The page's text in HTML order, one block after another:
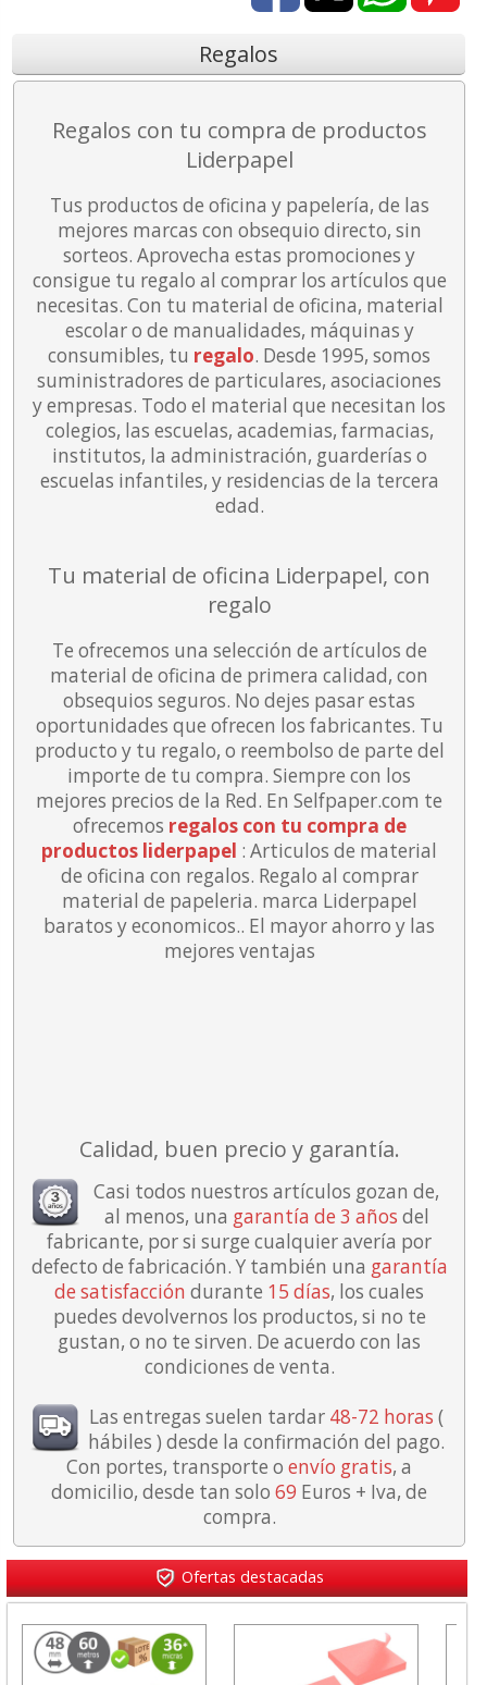
Regalos
Regalos con tu compra de productos
Liderpapel
Tus productos de oficina y papelería, de las
mejores marcas con obsequio directo, sin
sorteos. Aprovecha estas promociones y
consigue tu regalo al comprar los artículos que
necesitas. Con tu material de oficina, material
escolar o de manualidades, máquinas y
consumibles, tu regalo. Desde 1995, somos
suministradores de particulares, asociaciones
y empresas. Todo el material que necesitan los
colegios, las escuelas, academias, farmacias,
institutos, la administración, guarderías o
escuelas infantiles, y residencias de la tercera
edad.
Tu material de oficina Liderpapel, con
regalo
Te ofrecemos una selección de artículos de
material de oficina de primera calidad, con
obsequios seguros. No dejes pasar estas
oportunidades que ofrecen los fabricantes. Tu
producto y tu regalo, o reembolso de parte del
importe de tu compra. Siempre con los
mejores precios de la Red. En Selfpaper.com te
ofrecemos regalos con tu compra de
productos liderpapel : Articulos de material
de oficina con regalos. Regalo al comprar
material de papeleria. marca Liderpapel
baratos y economicos.. El mayor ahorro y las
mejores ventajas
Calidad, buen precio y garantía.
Casi todos nuestros artículos gozan de,
al menos, una garantía de 3 años del
fabricante, por si surge cualquier avería por
defecto de fabricación. Y también una garantía
de satisfacción durante 15 días, los cuales
puedes devolvernos los productos, si no te
gustan, o no te sirven. De acuerdo con las
condiciones de venta.
Las entregas suelen tardar 48-72 horas (
hábiles ) desde la confirmación del pago.
Con portes, transporte o envío gratis, a
domicilio, desde tan solo 69 Euros + Iva, de
compra.
Ofertas destacadas